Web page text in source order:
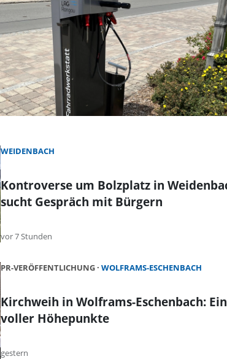
WEIDENBACH
Kontroverse um Bolzplatz in
sucht Gespräch mit Bürgern
vor 7 Stunden
PR-VERÖFFENTLICHUNG WOLFRAMS-ESCHENBACH
Kirchweih in Wolframs-Eschenbach:
voller Höhepunkte
gestern